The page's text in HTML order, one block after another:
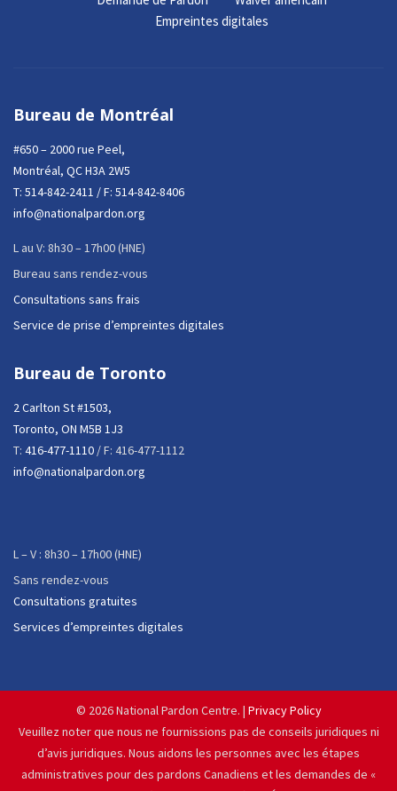
Empreintes digitales
Bureau de Montréal
#650 – 2000 rue Peel,
Montréal, QC H3A 2W5
T: 514-842-2411 / F: 514-842-8406
info@nationalpardon.org
L au V: 8h30 – 17h00 (HNE)
Bureau sans rendez-vous
Consultations sans frais
Service de prise d’empreintes digitales
Bureau de Toronto
2 Carlton St #1503,
Toronto, ON M5B 1J3
T: 416-477-1110 / F: 416-477-1112
info@nationalpardon.org
L – V : 8h30 – 17h00 (HNE)
Sans rendez-vous
Consultations gratuites
Services d’empreintes digitales
© 2026 National Pardon Centre. | Privacy Policy
Veuillez noter que nous ne fournissions pas de conseils juridiques ni
d’avis juridiques. Nous aidons les personnes avec les étapes
administratives pour des pardons Canadiens et les demandes de «